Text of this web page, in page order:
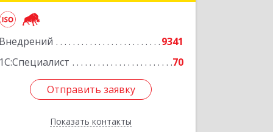
Внедрений
9341
1С:Специалист
70
Отправить заявку
Показать контакты
Отправить заявку
Назад